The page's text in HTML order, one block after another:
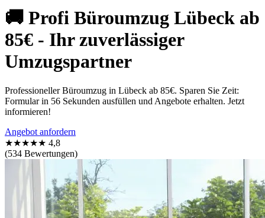
🚚 Profi Büroumzug Lübeck ab
85€ - Ihr zuverlässiger
Umzugspartner
Professioneller Büroumzug in Lübeck ab 85€. Sparen Sie Zeit:
Formular in 56 Sekunden ausfüllen und Angebote erhalten. Jetzt
informieren!
Angebot anfordern
★★★★★ 4,8
(534 Bewertungen)